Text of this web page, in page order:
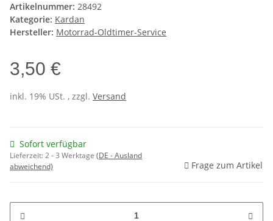
Artikelnummer: 28492
Kategorie: Kardan
Hersteller: Motorrad-Oldtimer-Service
3,50 €
inkl. 19% USt. , zzgl. Versand
Sofort verfügbar
Lieferzeit:2 - 3 Werktage (DE - Ausland
abweichend)
Frage zum Artikel